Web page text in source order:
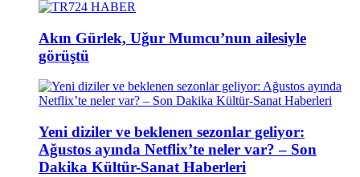
Akın Gürlek, Uğur Mumcu’nun ailesiyle
görüştü
Yeni diziler ve beklenen sezonlar geliyor:
Ağustos ayında Netflix’te neler var? – Son
Dakika Kültür-Sanat Haberleri